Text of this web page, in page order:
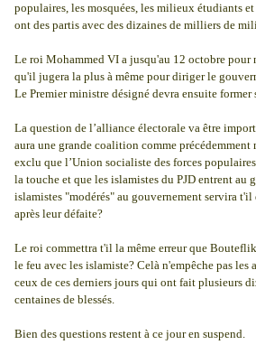
populaires, les mosquées, les milieux étudiants
ont des partis avec des dizaines de milliers de
Le roi Mohammed VI a jusqu'au 12 octobre pour
qu'il jugera la plus à même pour diriger le
Le Premier ministre désigné devra ensuite former
La question de l’alliance électorale va être
aura une grande coalition comme précédemment
exclu que l’Union socialiste des forces
la touche et que les islamistes du PJD entrent au
islamistes "modérés" au gouvernement servira
après leur défaite?
Le roi commettra t'il la même erreur que
le feu avec les islamiste? Celà n'empêche pas les
ceux de ces derniers jours qui ont fait plusieurs
centaines de blessés.
Bien des questions restent à ce jour en suspend.